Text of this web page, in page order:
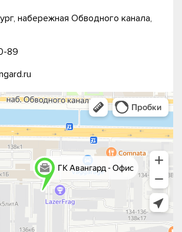
набережная Обводного канала,
89